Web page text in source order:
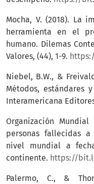
Mocha, V. (2018). La
herramienta en el
humano. Dilemas
Valores, (44), 1-9.
Niebel, B.W., &
Métodos, estándares
Interamericana
Organización
personas fallecidas
nivel mundial a
continente. https://
Palermo, C., &